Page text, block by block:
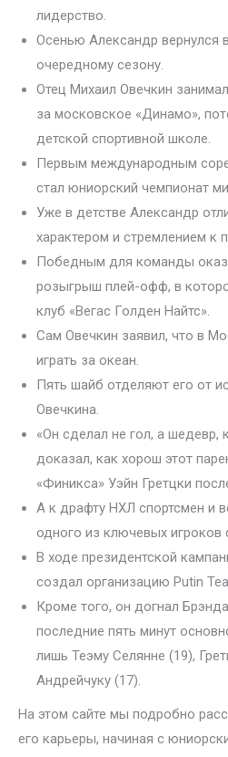
лидерство.
Осенью Александр вернулся
очередному сезону.
Отец Михаил Овечкин
за московское «Динамо»,
детской спортивной школе.
Первым международным
стал юниорский чемпионат
Уже в детстве Александр
характером и стремлением к
Победным для команды
розыгрыш плей-офф, в
клуб «Вегас Голден Найтс».
Сам Овечкин заявил, что в
играть за океан.
Пять шайб отделяют его от
Овечкина.
«Он сделал не гол, а шедевр,
доказал, как хорош этот
«Финикса» Уэйн Гретцки
А к драфту НХЛ спортсмен и
одного из ключевых игроков
В ходе президентской
создал организацию Putin
Кроме того, он догнал
последние пять минут
лишь Теэму Селянне (19),
Андрейчуку (17).
На этом сайте мы подробно
его карьеры, начиная с